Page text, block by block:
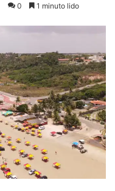
0 1 minuto lido